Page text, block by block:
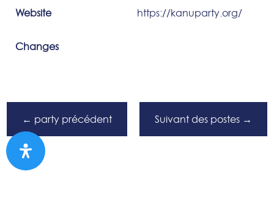
Website https://kanuparty.org/
Changes
← party précédent Suivant des postes →